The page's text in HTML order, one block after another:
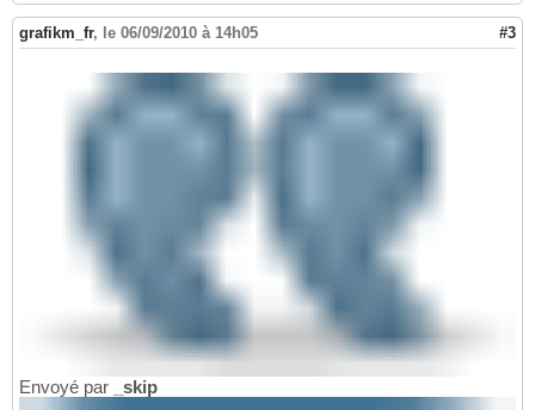
grafikm_fr, le 06/09/2010 à 14h05 #3
Envoyé par _skip